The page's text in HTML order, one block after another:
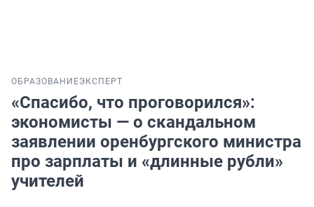
ОБРАЗОВАНИЕЭКСПЕРТ
«Спасибо, что проговорился»:
экономисты — о скандальном
заявлении оренбургского министра
про зарплаты и «длинные рубли»
учителей